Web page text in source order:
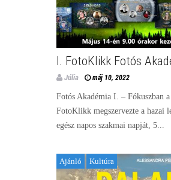
I. FotoKlikk Fotós
Júlia máj 10, 2022
Fotós Akadémia I. – Fókuszban
FotoKlikk megszervezte a hazai
egész napos szakmai napját, 5...
Ajánló Kultúra